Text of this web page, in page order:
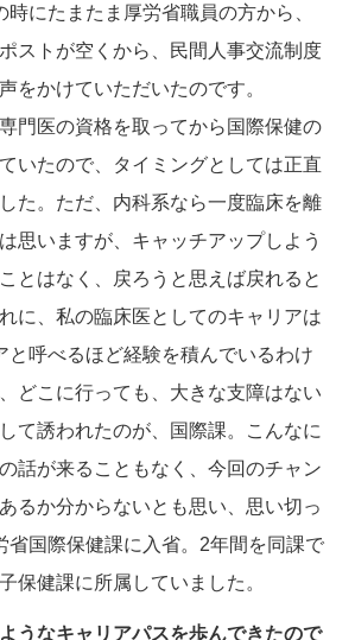
時にたまたま厚労省職員の方から、
ストが空くから、民間人事交流制度
をかけていただいたのです。
門医の資格を取ってから国際保健の
いたので、タイミングとしては正直
た。ただ、内科系なら一度臨床を離
思いますが、キャッチアップしよう
とはなく、戻ろうと思えば戻れると
に、私の臨床医としてのキャリアは
と呼べるほど経験を積んでいるわけ
どこに行っても、大きな支障はない
て誘われたのが、国際課。こんなに
話が来ることもなく、今回のチャン
るか分からないとも思い、思い切っ
省国際保健課に入省。2年間を同課で
保健課に所属していました。
うなキャリアパスを歩んできたので